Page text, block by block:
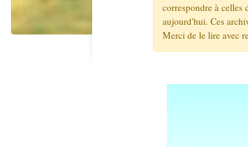
correspondre à celles
aujourd'hui. Ces
Merci de le lire avec